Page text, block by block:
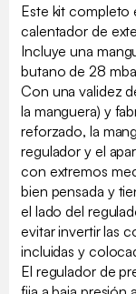
Este kit completo
calentador de
Incluye una
butano de 28
Con una validez
la manguera) y
reforzado, la
regulador y el
con extremos
bien pensada y
el lado del
evitar invertir las
incluidas y
El regulador de